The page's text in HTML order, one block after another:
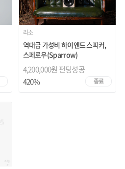
리소
역대급 가성비 하이엔드 스피커,
스페로우(Sparrow)
4,200,000원 펀딩성공
종료
420%